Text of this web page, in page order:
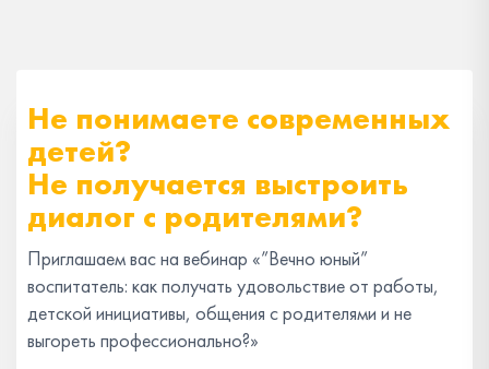
Не понимаете современных
детей?
Не получается выстроить
диалог с родителями?
Приглашаем вас на вебинар «”Вечно юный”
воспитатель: как получать удовольствие от работы,
детской инициативы, общения с родителями и не
выгореть профессионально?»